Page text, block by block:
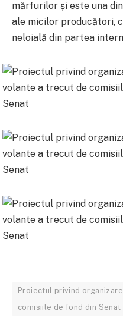
mărfurilor și este una
ale micilor producători,
neloială din partea
Proiectul privind
comisiile de fond din Senat